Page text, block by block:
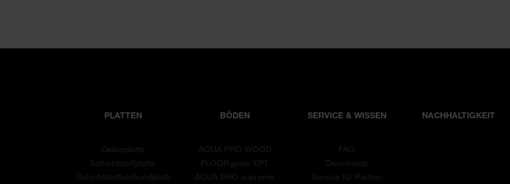
PLATTEN
Dekorplatte
Schichtstoffplatte
Schichtstoffverbundplatte
BÖDEN
AQUA PRO WOOD
FLOORganic XPT
AQUA PRO supreme
SERVICE & WISSEN
FAQ
Downloads
Service für Partner
NACHHALTIGKEIT